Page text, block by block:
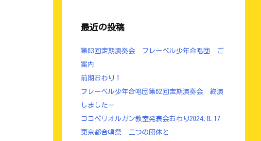
最近の投稿
第63回定期演奏会 フレーベル少年合唱団 ご
案内
前期おわり！
フレーベル少年合唱団第62回定期演奏会 終演
しましたー
ココペリオルガン教室発表会おわり2024.8.17
東京都合唱祭 二つの団体と